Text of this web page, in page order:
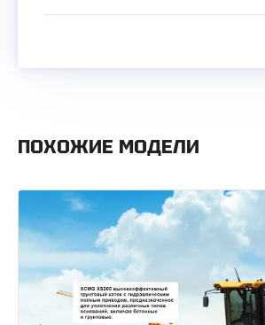
ПОХОЖИЕ МОДЕЛИ